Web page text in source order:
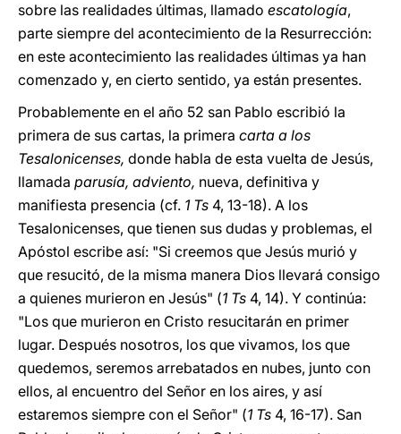
sobre las realidades últimas, llamado escatología,
parte siempre del acontecimiento de la Resurrección:
en este acontecimiento las realidades últimas ya han
comenzado y, en cierto sentido, ya están presentes.
Probablemente en el año 52 san Pablo escribió la
primera de sus cartas, la primera carta a los
Tesalonicenses, donde habla de esta vuelta de Jesús,
llamada parusía, adviento, nueva, definitiva y
manifiesta presencia (cf. 1 Ts 4, 13-18). A los
Tesalonicenses, que tienen sus dudas y problemas, el
Apóstol escribe así: "Si creemos que Jesús murió y
que resucitó, de la misma manera Dios llevará consigo
a quienes murieron en Jesús" (1 Ts 4, 14). Y continúa:
"Los que murieron en Cristo resucitarán en primer
lugar. Después nosotros, los que vivamos, los que
quedemos, seremos arrebatados en nubes, junto con
ellos, al encuentro del Señor en los aires, y así
estaremos siempre con el Señor" (1 Ts 4, 16-17). San